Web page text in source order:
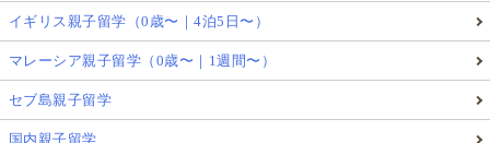
イギリス親子留学（0歳〜｜4泊5日〜）
マレーシア親子留学（0歳〜｜1週間〜）
セブ島親子留学
国内親子留学